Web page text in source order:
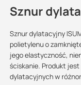
Sznur
Sznur dylatacyjny
polietylenu o
jego elastyczność,
ściskanie. Produkt jest
dylatacyjnych w